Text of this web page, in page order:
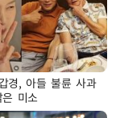
경, 아들 불륜 사과
미소